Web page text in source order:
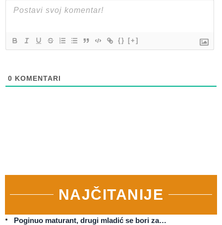
{} [+]
0 KOMENTARI
NAJČITANIJE
Poginuo maturant, drugi mladić se bori za…